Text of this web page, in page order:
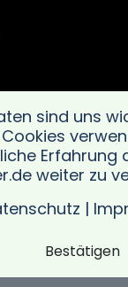
sind uns
Erfahrung
weiter zu
|
Bestätigen